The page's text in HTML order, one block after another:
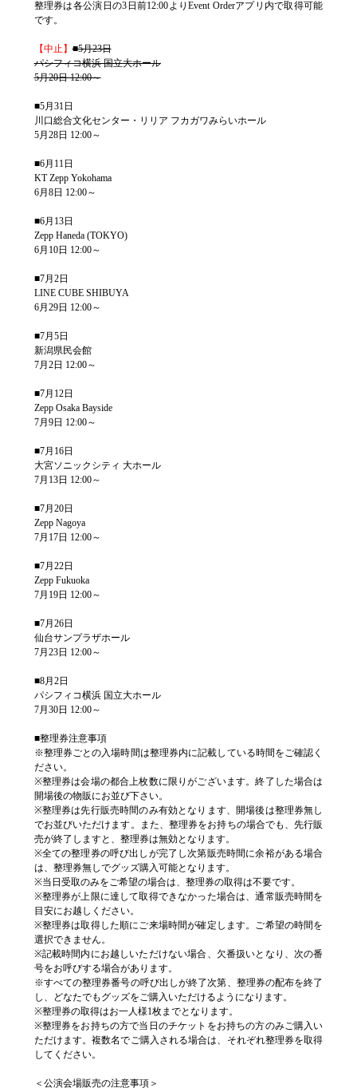
整理券は各公演日の3日前12:00よりEvent Orderアプリ内で取得可能
です。
【中止】■5月23日
パシフィコ横浜 国立大ホール
5月20日 12:00～
■5月31日
川口総合文化センター・リリア フカガワみらいホール
5月28日 12:00～
■6月11日
KT Zepp Yokohama
6月8日 12:00～
■6月13日
Zepp Haneda (TOKYO)
6月10日 12:00～
■7月2日
LINE CUBE SHIBUYA
6月29日 12:00～
■7月5日
新潟県民会館
7月2日 12:00～
■7月12日
Zepp Osaka Bayside
7月9日 12:00～
■7月16日
大宮ソニックシティ 大ホール
7月13日 12:00～
■7月20日
Zepp Nagoya
7月17日 12:00～
■7月22日
Zepp Fukuoka
7月19日 12:00～
■7月26日
仙台サンプラザホール
7月23日 12:00～
■8月2日
パシフィコ横浜 国立大ホール
7月30日 12:00～
■整理券注意事項
※整理券ごとの入場時間は整理券内に記載している時間をご確認く
ださい。
※整理券は会場の都合上枚数に限りがございます。終了した場合は
開場後の物販にお並び下さい。
※整理券は先行販売時間のみ有効となります、開場後は整理券無し
でお並びいただけます。また、整理券をお持ちの場合でも、先行販
売が終了しますと、整理券は無効となります。
※全ての整理券の呼び出しが完了し次第販売時間に余裕がある場合
は、整理券無しでグッズ購入可能となります。
※当日受取のみをご希望の場合は、整理券の取得は不要です。
※整理券が上限に達して取得できなかった場合は、通常販売時間を
目安にお越しください。
※整理券は取得した順にご来場時間が確定します。ご希望の時間を
選択できません。
※記載時間内にお越しいただけない場合、欠番扱いとなり、次の番
号をお呼びする場合があります。
※すべての整理券番号の呼び出しが終了次第、整理券の配布を終了
し、どなたでもグッズをご購入いただけるようになります。
※整理券の取得はお一人様1枚までとなります。
※整理券をお持ちの方で当日のチケットをお持ちの方のみご購入い
ただけます。複数名でご購入される場合は、それぞれ整理券を取得
してください。
＜公演会場販売の注意事項＞